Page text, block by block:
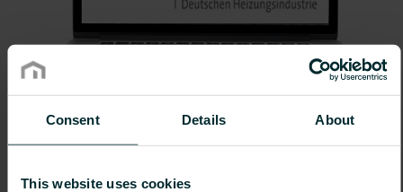
Consent Details About
This website uses cookies